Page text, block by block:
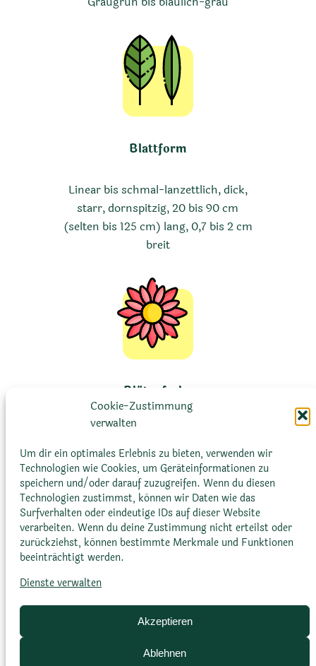
Cookie-Zustimmung
verwalten
Um dir ein optimales Erlebnis zu bieten, verwenden wir
Technologien wie Cookies, um Geräteinformationen zu
speichern und/oder darauf zuzugreifen. Wenn du diesen
Technologien zustimmst, können wir Daten wie das
Surfverhalten oder eindeutige IDs auf dieser Website
verarbeiten. Wenn du deine Zustimmung nicht erteilst oder
zurückziehst, können bestimmte Merkmale und Funktionen
beeinträchtigt werden.
Dienste verwalten
Akzeptieren
Ablehnen
Blattform
Linear bis schmal-lanzettlich, dick,
starr, dornspitzig, 20 bis 90 cm
(selten bis 125 cm) lang, 0,7 bis 2 cm
breit
Blütenfarbe
Weiß bis cremefarbenen, mit
violetten Spitzen
kugelförmig, 3 bis 5 cm lang,